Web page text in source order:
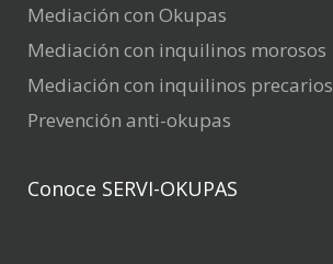
Mediación con Okupas
Mediación con inquilinos morosos
Mediación con inquilinos precarios
Prevención anti-okupas
Conoce SERVI-OKUPAS